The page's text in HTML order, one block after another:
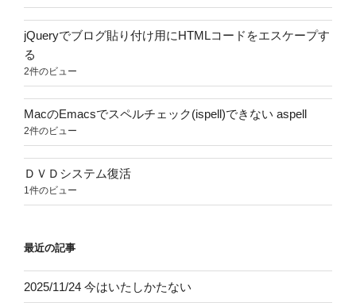
jQueryでブログ貼り付け用にHTMLコードをエスケープす
る
2件のビュー
MacのEmacsでスペルチェック(ispell)できない aspell
2件のビュー
ＤＶＤシステム復活
1件のビュー
最近の記事
2025/11/24 今はいたしかたない